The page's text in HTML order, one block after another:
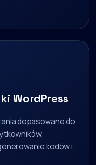
WordPress
dopasowane do
kodów i